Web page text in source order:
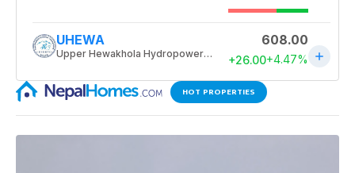
HOT PROPERTIES